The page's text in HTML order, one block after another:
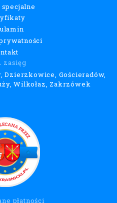
zasięg
Dzierzkowice, Gościeradów,
Wilkołaz, Zakrzówek
płatności